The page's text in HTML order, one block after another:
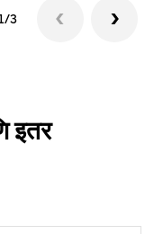
3
इतर